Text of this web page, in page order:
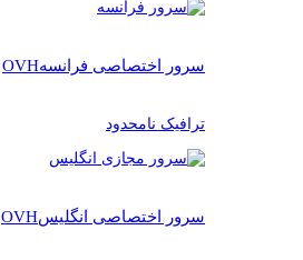
سرور اختصاصی فرانسهOVH
ترافیک نامحدود
سرور اختصاصی انگلیسOVH